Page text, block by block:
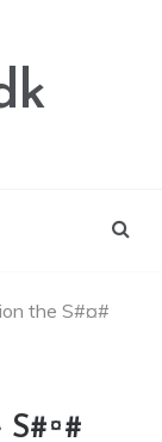
the S#¤#
S#¤#